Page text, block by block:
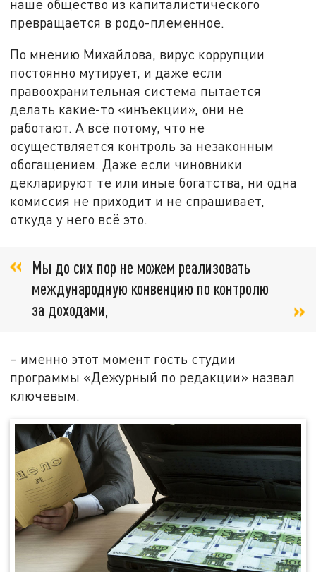
наше общество из капиталистического
превращается в родо-племенное.
По мнению Михайлова, вирус коррупции
постоянно мутирует, и даже если
правоохранительная система пытается
делать какие-то «инъекции», они не
работают. А всё потому, что не
осуществляется контроль за незаконным
обогащением. Даже если чиновники
декларируют те или иные богатства, ни одна
комиссия не приходит и не спрашивает,
откуда у него всё это.
Мы до сих пор не можем реализовать
международную конвенцию по контролю
за доходами,
– именно этот момент гость студии
программы «Дежурный по редакции» назвал
ключевым.